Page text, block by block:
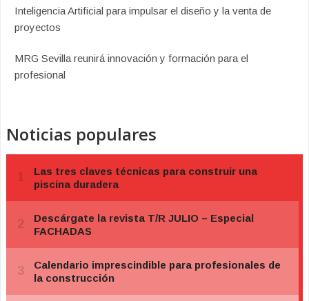
Inteligencia Artificial para impulsar el diseño y la venta de
proyectos
MRG Sevilla reunirá innovación y formación para el
profesional
Noticias populares